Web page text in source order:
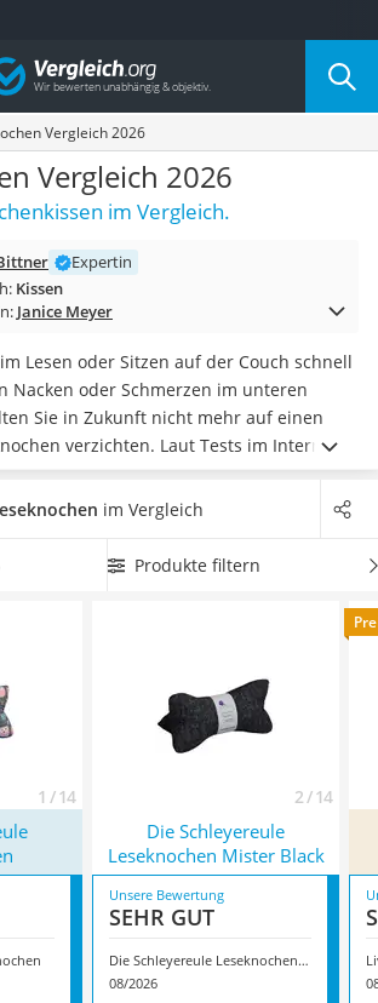
nach Kategorie
4
Vergleich 2026
Vergleich 2026
im Vergleich.
Expertin
Kissen
Janice Meyer
Lesen oder Sitzen auf der Couch schnell
Nacken oder Schmerzen im unteren
Sie in Zukunft nicht mehr auf einen
verzichten. Laut Tests im Internet
Lesekissenin Knochenform Nacken-
vor undunterstützen die Muskulatur
einer Leseratte eine besondere Freude
Erlebnisse. Überzeugt hat uns hier im
das Modell
im Vergleich
Produkte filtern
1 / 14 2 / 14
Die Schleyereule
Leseknochen Mister Black
Unsere Bewertung
SEHR GUT
Die Schleyereule Leseknochen Mister Black
08/2026